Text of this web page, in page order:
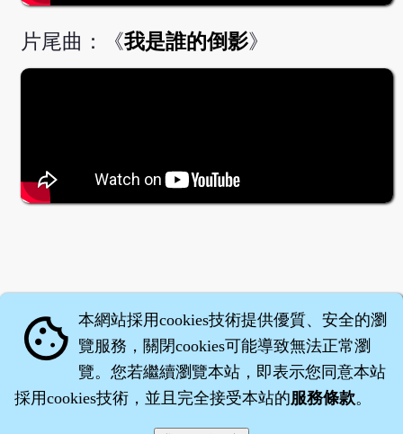
片尾曲：《我是誰的倒影》
cookie 本網站採用cookies技術提供優質、安全的瀏
覽服務，關閉cookies可能導致無法正常瀏
覽。您若繼續瀏覽本站，即表示您同意本站
採用cookies技術，並且完全接受本站的服務條款。